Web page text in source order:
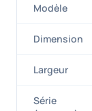
Modèle
Dimension
Largeur
Série